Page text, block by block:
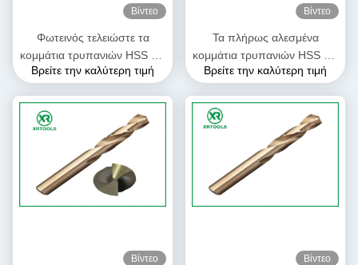
Βίντεο
Φωτεινός τελειώστε τα
κομμάτια τρυπανιών HSS για
το χάλυβα DIN 338 ευθέα
συστροφής κνημών αριστερά
Βρείτε την καλύτερη τιμή
Βίντεο
Τα πλήρως αλεσμένα
κομμάτια τρυπανιών HSS για
το μέταλλο δύο επικεφαλής
μέγεθος 2mm - 6mm
Βρείτε την καλύτερη τιμή
Βίντεο Βίντεο